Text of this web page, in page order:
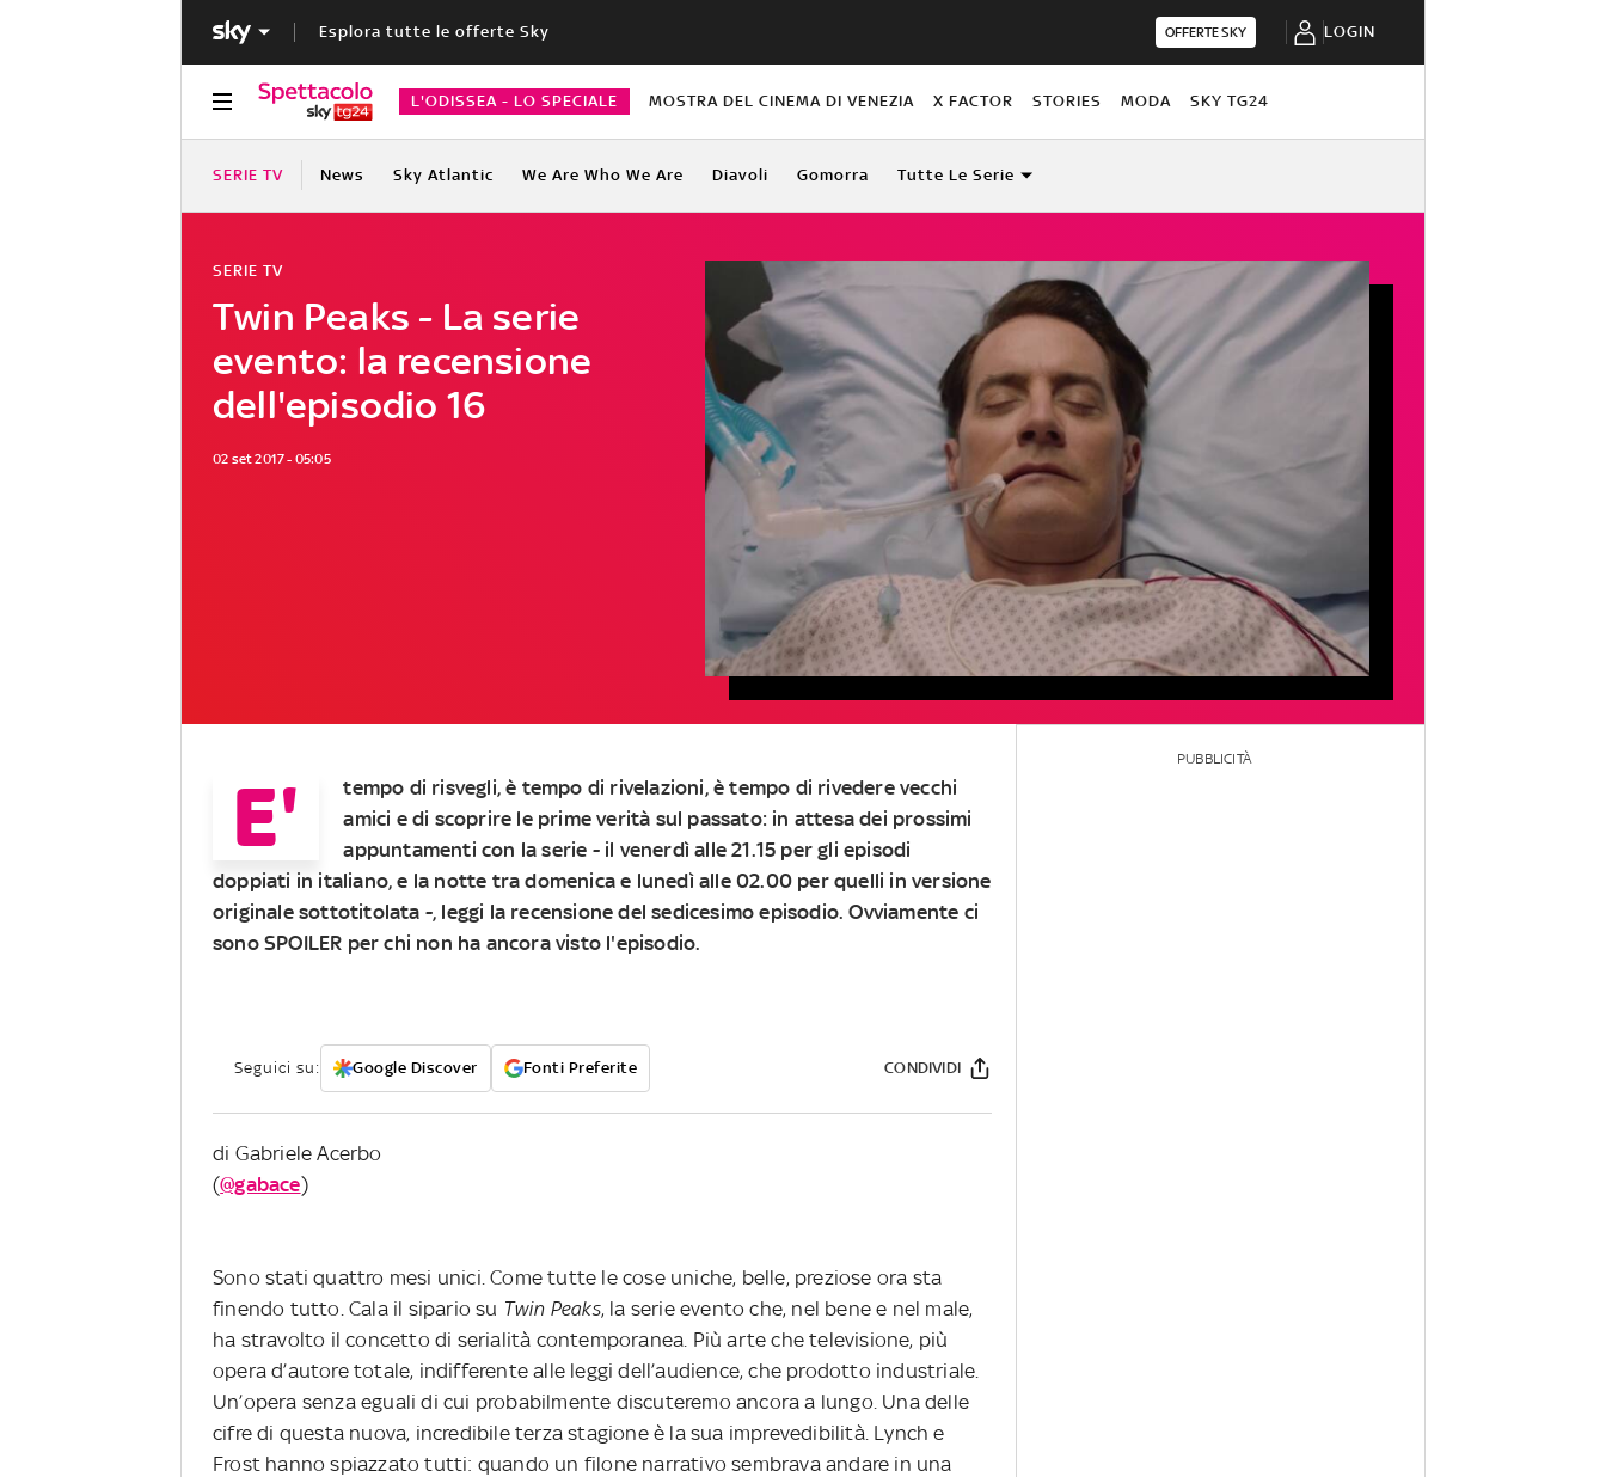
Esplora tutte le offerte Sky OFFERTE SKY LOGIN
L'ODISSEA - LO SPECIALE MOSTRA DEL CINEMA DI VENEZIA X FACTOR STORIES MODA SKY TG24
SERIE TV News Sky Atlantic We Are Who We Are Diavoli Gomorra Tutte Le Serie
Twin Peaks - La serie
evento: la recensione
dell'episodio 16
SERIE TV
02 set 2017 - 05:05
E'
tempo di risvegli, è tempo di rivelazioni, è tempo di rivedere vecchi
amici e di scoprire le prime verità sul passato: in attesa dei prossimi
appuntamenti con la serie - il venerdì alle 21.15 per gli episodi
doppiati in italiano, e la notte tra domenica e lunedì alle 02.00 per quelli in versione
originale sottotitolata -, leggi la recensione del sedicesimo episodio. Ovviamente ci
sono SPOILER per chi non ha ancora visto l'episodio.
Seguici su: Google Discover Fonti Preferite CONDIVIDI
di Gabriele Acerbo
(@gabace)
Sono stati quattro mesi unici. Come tutte le cose uniche, belle, preziose ora sta
finendo tutto. Cala il sipario su Twin Peaks, la serie evento che, nel bene e nel male,
ha stravolto il concetto di serialità contemporanea. Più arte che televisione, più
opera d’autore totale, indifferente alle leggi dell’audience, che prodotto industriale.
Un’opera senza eguali di cui probabilmente discuteremo ancora a lungo. Una delle
cifre di questa nuova, incredibile terza stagione è la sua imprevedibilità. Lynch e
Frost hanno spiazzato tutti: quando un filone narrativo sembrava andare in una
PUBBLICITÀ